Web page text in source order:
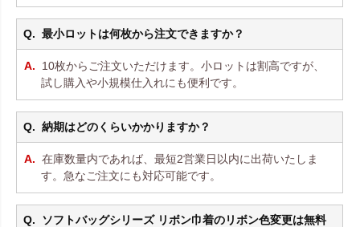
最小ロットは何枚から注文できますか？
10枚からご注文いただけます。小ロットは割高ですが、
試し購入や小規模仕入れにも便利です。
納期はどのくらいかかりますか？
在庫数量内であれば、最短2営業日以内に出荷いたしま
す。急なご注文にも対応可能です。
ソフトバッグシリーズ リボン巾着のリボン色変更は無料